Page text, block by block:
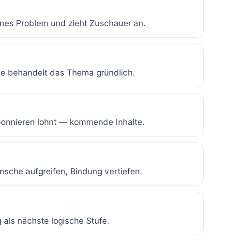
Problem und zieht Zuschauer an.
behandelt das Thema gründlich.
lohnt — kommende Inhalte.
aufgreifen, Bindung vertiefen.
als nächste logische Stufe.